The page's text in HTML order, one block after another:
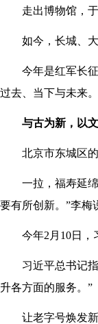
走出博物馆，
如今，长城、
今年是红军长
过去、当下与未来
与古为新，以
北京市东城区
一拉，福寿延
要有所创新。”李梅
今年2月10日
习近平总书记
升各方面的服务。”
让老字号焕发